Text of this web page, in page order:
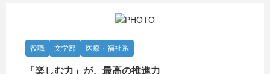
役職 文学部 医療・福祉系
「楽しむ力」が、最高の推進力